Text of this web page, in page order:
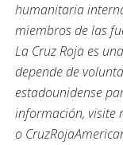
humanitaria
miembros de las
La Cruz Roja es
depende de
estadounidense
información, visite
o